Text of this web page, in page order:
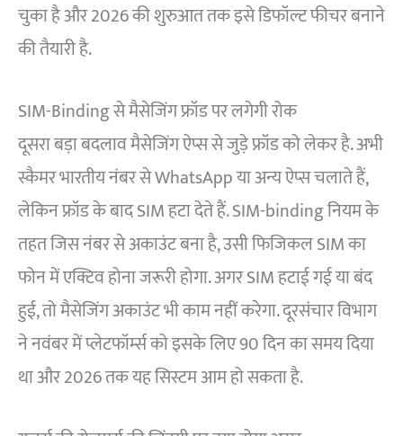
चुका है और 2026 की शुरुआत तक इसे डिफॉल्ट फीचर बनाने
की तैयारी है.
SIM-Binding से मैसेजिंग फ्रॉड पर लगेगी रोक
दूसरा बड़ा बदलाव मैसेजिंग ऐप्स से जुड़े फ्रॉड को लेकर है. अभी
स्कैमर भारतीय नंबर से WhatsApp या अन्य ऐप्स चलाते हैं,
लेकिन फ्रॉड के बाद SIM हटा देते हैं. SIM-binding नियम के
तहत जिस नंबर से अकाउंट बना है, उसी फिजिकल SIM का
फोन में एक्टिव होना जरूरी होगा. अगर SIM हटाई गई या बंद
हुई, तो मैसेजिंग अकाउंट भी काम नहीं करेगा. दूरसंचार विभाग
ने नवंबर में प्लेटफॉर्म्स को इसके लिए 90 दिन का समय दिया
था और 2026 तक यह सिस्टम आम हो सकता है.